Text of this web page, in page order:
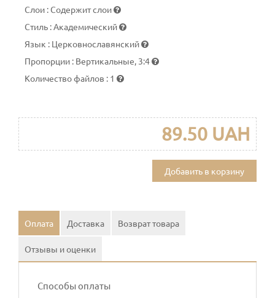
Слои :Содержит слои
Стиль :Академический
Язык : Церковнославянский
Пропорции : Вертикальные, 3:4
Количество файлов : 1
89.50 UAH
Добавить в корзину
Оплата Доставка Возврат товара
Отзывы и оценки
Способы оплаты